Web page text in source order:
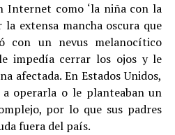
Internet como ‘la niña con la
la extensa mancha oscura que
con un nevus melanocítico
impedía cerrar los ojos y le
afectada. En Estados Unidos,
a operarla o le planteaban un
por lo que sus padres
fuera del país.